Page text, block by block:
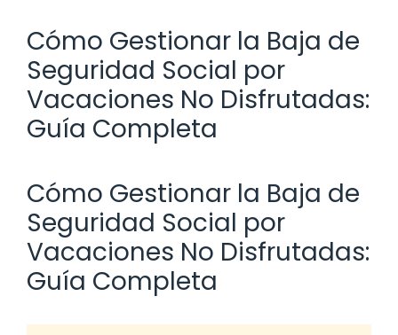
Cómo Gestionar la Baja de
Seguridad Social por
Vacaciones No Disfrutadas:
Guía Completa
Cómo Gestionar la Baja de
Seguridad Social por
Vacaciones No Disfrutadas:
Guía Completa